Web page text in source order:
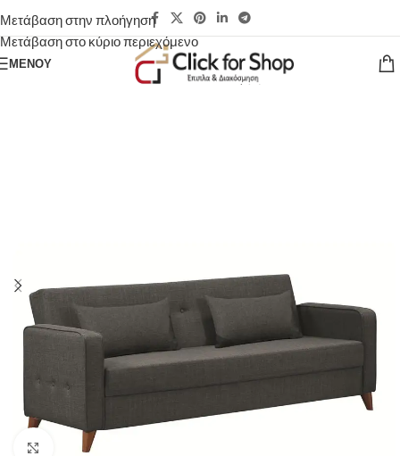
Μετάβαση στην πλοήγηση
Μετάβαση στο κύριο περιεχόμενο
ΜΕΝΟΎ
Κάντε κλικ για μεγέθυνση